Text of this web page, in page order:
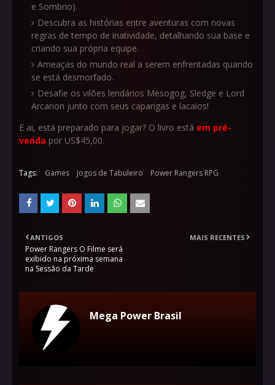
e Sombrio).
Descubra as histórias entre aventuras com novas
regras de tempo de inatividade, detalhando sua base e
criando sua própria equipe.
Ameaças do mundo real a serem enfrentadas quando
se está desmorfado.
Desafie os vilões lendários Mesogog, Sledge e Lord
Arcanon junto com seus capangas e lacaios!
E ai, está preparado para jogar? O livro está em pré-
venda por US$45,00.
Tags: Games Jogos de Tabuleiro Power Rangers RPG
MAIS RECENTES
ANTIGOS
Power Rangers O Filme será
exibido na próxima semana
na Sessão da Tarde
Mega Power Brasil